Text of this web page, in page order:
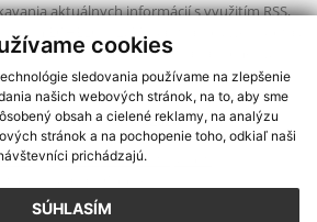
cookies
sledovania používame na zlepšenie
našich webových stránok, na to, aby sme
obsah a cielené reklamy, na analýzu
stránok a na pochopenie toho, odkiaľ naši
prichádzajú.
SÚHLASÍM
aktuálnych informácií s využitím RSS,
ECHELON 2, Mapa stránok
s.r.o.,domény,registrácia domény
s.r.o.,technický prevádzkovateľ
aktualizácia:07.08.2026
|Vyhlásenie o prístupnosti